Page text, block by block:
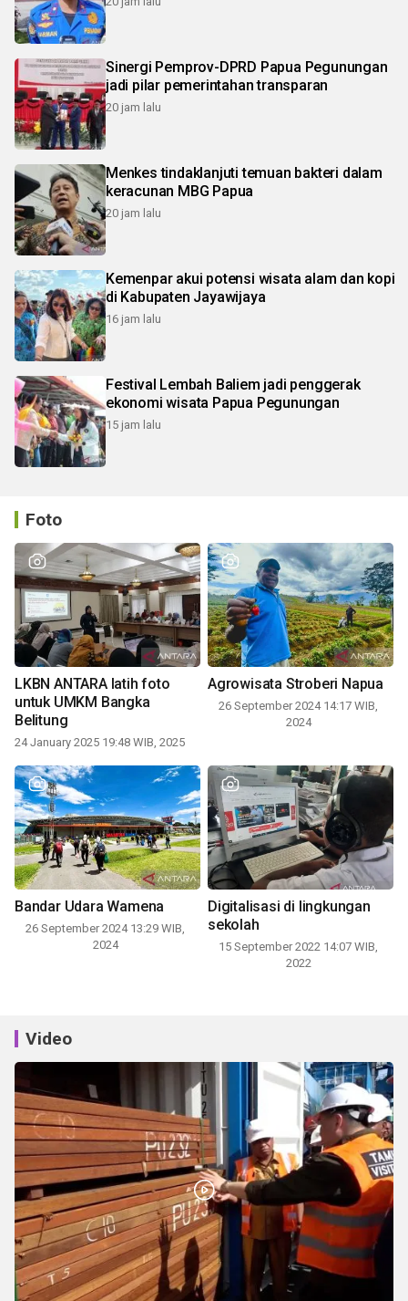
Sinergi Pemprov-DPRD Papua Pegunungan
jadi pilar pemerintahan transparan
20 jam lalu
Menkes tindaklanjuti temuan bakteri dalam
keracunan MBG Papua
20 jam lalu
Kemenpar akui potensi wisata alam dan kopi
di Kabupaten Jayawijaya
16 jam lalu
Festival Lembah Baliem jadi penggerak
ekonomi wisata Papua Pegunungan
15 jam lalu
Foto
LKBN ANTARA latih foto
untuk UMKM Bangka
Belitung
24 January 2025 19:48 WIB, 2025
Agrowisata Stroberi Napua
26 September 2024 14:17 WIB,
2024
Bandar Udara Wamena
26 September 2024 13:29 WIB,
2024
Digitalisasi di lingkungan
sekolah
15 September 2022 14:07 WIB,
2022
Video